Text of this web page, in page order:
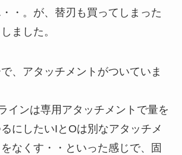
・。が、替刃も買ってしまった
ました。
、アタッチメントがついていま
インは専用アタッチメントで量を
にしたいIとOは別なアタッチメ
なくす・・といった感じで、固